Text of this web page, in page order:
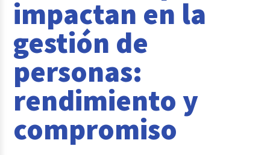
Transformación digital
Tendencias y Data
Reclutamiento y Selección
Casos de éxito
Columna del Experto
Entrevistas
impactan en la
gestión de
personas:
rendimiento y
compromiso